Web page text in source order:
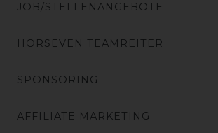
JOB/STELLENANGEBOTE
HORSEVEN TEAMREITER
SPONSORING
AFFILIATE MARKETING